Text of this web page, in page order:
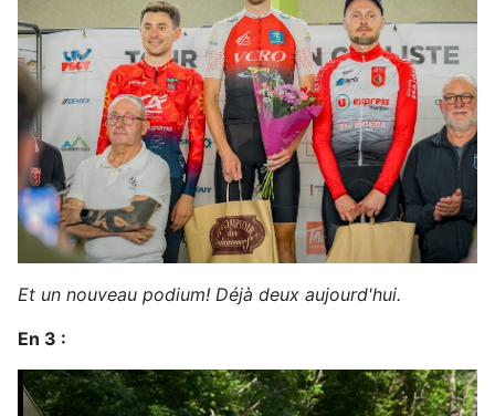
Et un nouveau podium! Déjà deux aujourd'hui.
En 3 :